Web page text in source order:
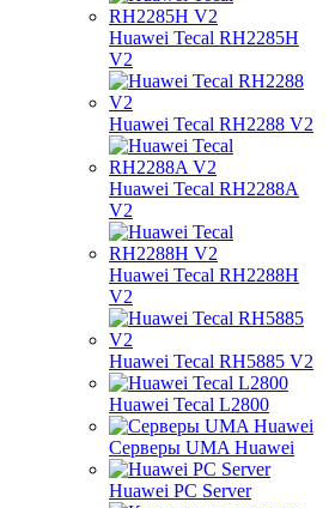
Huawei Tecal RH2285H
V2
Huawei Tecal RH2288 V2
Huawei Tecal RH2288A
V2
Huawei Tecal RH2288H
V2
Huawei Tecal RH5885 V2
Huawei Tecal L2800
Серверы UMA Huawei
Huawei PC Server